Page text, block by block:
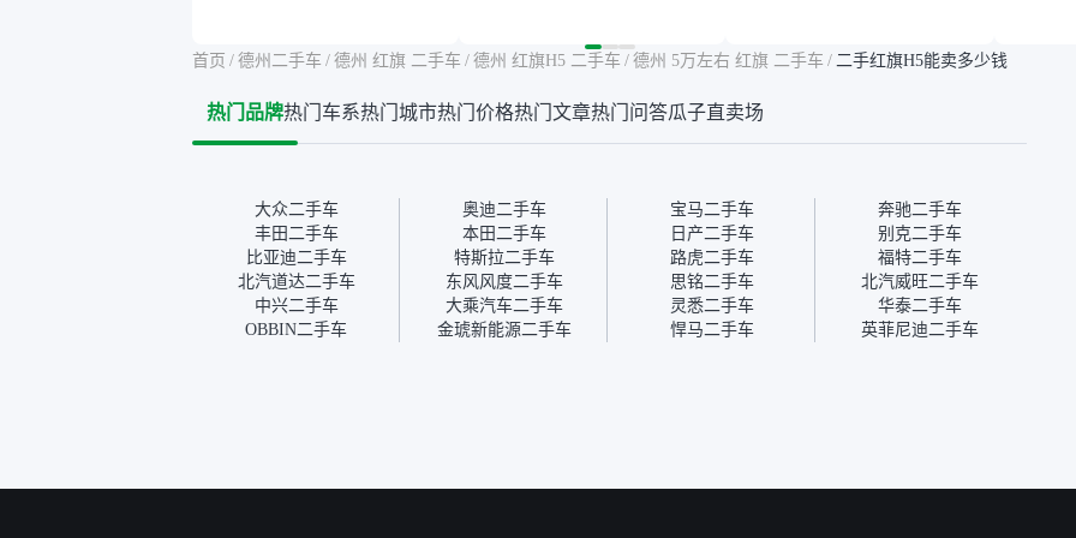
况。我拿到你们的信息之
些报告查询（用了其他平
台），同时也找了朋友帮忙
没问题。购车流程挺快的，
我第一天看车，第二天你们
就约我到店，我第三天去提
的车。去之前我提前跟交接
人员说好，到了之后要当着
我的面再做一次复检，你们
也安排了师傅，服务可以，
平台，车价贵点也正常，毕
竟有保障。其他平台上很多
敢买。瓜子有检测有售后，
透明。”
期，这一点很便捷，其他平
线上办不了，这是瓜子最核
比线下贵1000-2000元，因
为瓜子有质保，车子出小毛
病维修更有保障。”
首页 / 德州二手车 / 德州 红旗 二手车 / 德州 红旗H5 二手车 / 德州 5万左右 红旗 二手车 / 二手红旗H5能卖多少钱
热门品牌热门车系热门城市热门价格热门文章热门问答瓜子直卖场
大众二手车 奥迪二手车 宝马二手车
奔驰二手车
丰田二手车
本田二手车 日产二手车
别克二手车
比亚迪二手车
特斯拉二手车 路虎二手车
福特二手车
北汽道达二手车
东风风度二手车 思铭二手车
北汽威旺二手车
中兴二手车
大乘汽车二手车 灵悉二手车
华泰二手车
OBBIN二手车
金琥新能源二手车 悍马二手车 英菲尼迪二手车